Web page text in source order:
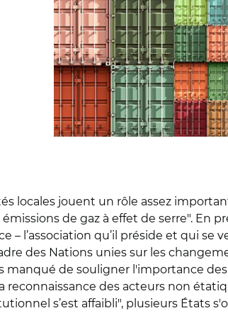
locales jouent un rôle assez
de gaz à effet de serre". En
– l’association qu’il préside et qui
des Nations unies sur les
manqué de souligner l'importance
reconnaissance des acteurs non
s’est affaibli", plusieurs États